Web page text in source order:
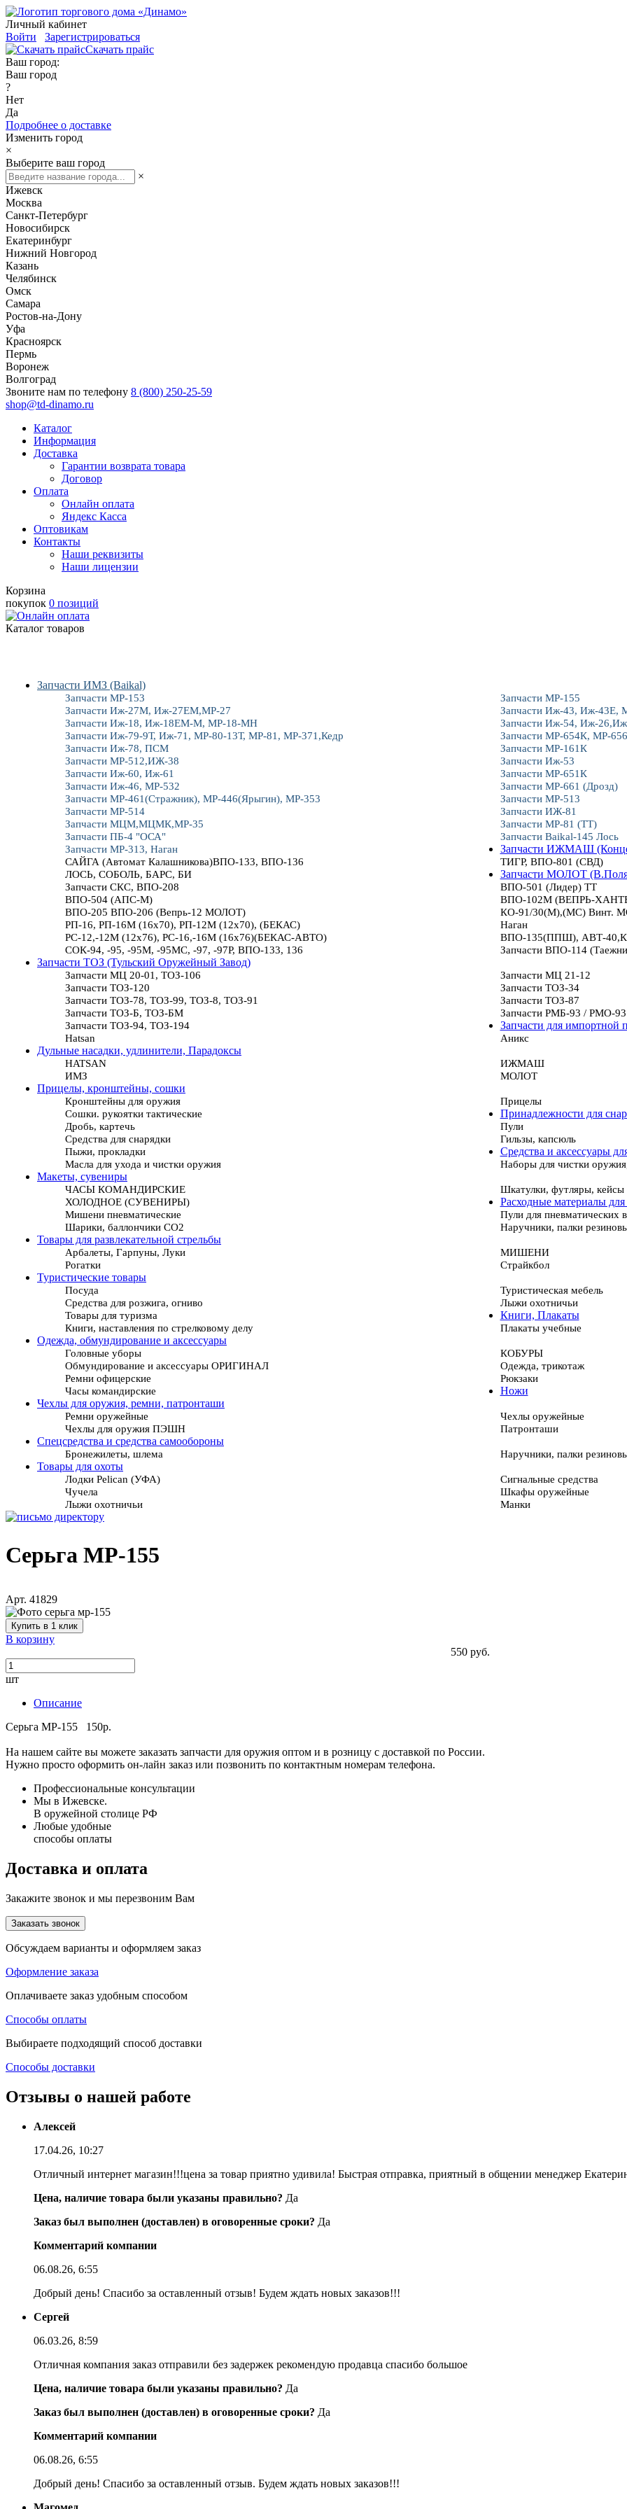
Личный кабинет
Войти
Зарегистрироваться
Скачать прайс
Ваш город:
Ваш город
?
Нет
Да
Подробнее о доставке
Изменить город
×
Выберите ваш город
×
Ижевск
Москва
Санкт-Петербург
Новосибирск
Екатеринбург
Нижний Новгород
Казань
Челябинск
Омск
Самара
Ростов-на-Дону
Уфа
Красноярск
Пермь
Воронеж
Волгоград
Звоните нам по телефону 8 (800) 250-25-59
shop@td-dinamo.ru
Каталог
Информация
Доставка
Гарантии возврата товара
Договор
Оплата
Онлайн оплата
Яндекс Касса
Оптовикам
Контакты
Наши реквизиты
Наши лицензии
Корзина
покупок 0 позиций
Каталог товаров
Запчасти ИМЗ (Baikal)
Запчасти МР-153
Запчасти МР-155
Запчасти Иж-27М, Иж-27ЕМ,МР-27
Запчасти Иж-43, Иж-43Е,
Запчасти Иж-18, Иж-18ЕМ-М, МР-18-МН
Запчасти Иж-54, Иж-
Запчасти Иж-79-9Т, Иж-71, МР-80-13Т, МР-81, МР-371,Кедр
Запчасти МР-654К, МР-
Запчасти Иж-78, ПСМ
Запчасти МР-161К
Запчасти МР-512,ИЖ-38
Запчасти Иж-53
Запчасти Иж-60, Иж-61
Запчасти МР-651К
Запчасти Иж-46, МР-532
Запчасти МР-661 (Дрозд)
Запчасти МР-461(Стражник), МР-446(Ярыгин), МР-353
Запчасти МР-513
Запчасти МР-514
Запчасти ИЖ-81
Запчасти МЦМ,МЦМК,МР-35
Запчасти МР-81 (ТТ)
Запчасти ПБ-4 "ОСА"
Запчасти Baikal-145 Лось
Запчасти МР-313, Наган
Запчасти ИЖМАШ
САЙГА (Автомат Калашникова)ВПО-133, ВПО-136
ТИГР, ВПО-801 (СВД)
ЛОСЬ, СОБОЛЬ, БАРС, БИ
Запчасти МОЛОТ
Запчасти СКС, ВПО-208
ВПО-501 (Лидер) ТТ
ВПО-504 (АПС-М)
ВПО-102М (ВЕПРЬ-
ВПО-205 ВПО-206 (Вепрь-12 МОЛОТ)
КО-91/30(М),(МС) Винт.
РП-16, РП-16М (16х70), РП-12М (12х70), (БЕКАС)
Наган
РС-12,-12М (12х76), РС-16,-16М (16х76)(БЕКАС-АВТО)
ВПО-135(ППШ), АВТ-
СОК-94, -95, -95М, -95МС, -97, -97Р, ВПО-133, 136
Запчасти ВПО-114
Запчасти ТОЗ (Тульский Оружейный Завод)
Запчасти МЦ 20-01, ТОЗ-106
Запчасти МЦ 21-12
Запчасти ТОЗ-120
Запчасти ТОЗ-34
Запчасти ТОЗ-78, ТОЗ-99, ТОЗ-8, ТОЗ-91
Запчасти ТОЗ-87
Запчасти ТОЗ-Б, ТОЗ-БМ
Запчасти РМБ-93 / РМО-93
Запчасти ТОЗ-94, ТОЗ-194
Запчасти для импортной
Hatsan
Аникс
Дульные насадки, удлинители, Парадоксы
HATSAN
ИЖМАШ
ИМЗ
МОЛОТ
Прицелы, кронштейны, сошки
Кронштейны для оружия
Прицелы
Сошки. рукоятки тактические
Принадлежности для
Дробь, картечь
Пули
Средства для снарядки
Гильзы, капсюль
Пыжи, прокладки
Средства и аксессуары
Масла для ухода и чистки оружия
Наборы для чистки
Макеты, сувениры
ЧАСЫ КОМАНДИРСКИЕ
Шкатулки, футляры, кейсы
ХОЛОДНОЕ (СУВЕНИРЫ)
Расходные материалы
Мишени пневматические
Пули для пневматических
Шарики, баллончики СО2
Наручники, палки
Товары для развлекательной стрельбы
Арбалеты, Гарпуны, Луки
МИШЕНИ
Рогатки
Страйкбол
Туристические товары
Посуда
Туристическая мебель
Средства для розжига, огниво
Лыжи охотничьи
Товары для туризма
Книги, Плакаты
Книги, наставления по стрелковому делу
Плакаты учебные
Одежда, обмундирование и аксессуары
Головные уборы
КОБУРЫ
Обмундирование и аксессуары ОРИГИНАЛ
Одежда, трикотаж
Ремни офицерские
Рюкзаки
Часы командирские
Ножи
Чехлы для оружия, ремни, патронташи
Ремни оружейные
Чехлы оружейные
Чехлы для оружия ПЭШН
Патронташи
Спецсредства и средства самообороны
Бронежилеты, шлема
Наручники, палки
Товары для охоты
Лодки Pelican (УФА)
Сигнальные средства
Чучела
Шкафы оружейные
Лыжи охотничьи
Манки
Серьга МР-155
Арт. 41829
Купить в 1 клик
В корзину
550 руб.
шт
Описание
Серьга МР-155 150р.
На нашем сайте вы можете заказать запчасти для оружия оптом и в розницу с доставкой по России.
Нужно просто оформить он-лайн заказ или позвонить по контактным номерам телефона.
Профессиональные консультации
Мы в Ижевске.
В оружейной столице РФ
Любые удобные
способы оплаты
Доставка и оплата
Закажите звонок и мы перезвоним Вам
Заказать звонок
Обсуждаем варианты и оформляем заказ
Оформление заказа
Оплачиваете заказ удобным способом
Способы оплаты
Выбираете подходящий способ доставки
Способы доставки
Отзывы о нашей работе
Алексей
17.04.26, 10:27
Отличный интернет магазин!!!цена за товар приятно удивила! Быстрая отправка, приятный в общении менеджер
Цена, наличие товара были указаны правильно? Да
Заказ был выполнен (доставлен) в оговоренные сроки? Да
Комментарий компании
06.08.26, 6:55
Добрый день! Спасибо за оставленный отзыв! Будем ждать новых заказов!!!
Сергей
06.03.26, 8:59
Отличная компания заказ отправили без задержек рекомендую продавца спасибо большое
Цена, наличие товара были указаны правильно? Да
Заказ был выполнен (доставлен) в оговоренные сроки? Да
Комментарий компании
06.08.26, 6:55
Добрый день! Спасибо за оставленный отзыв. Будем ждать новых заказов!!!